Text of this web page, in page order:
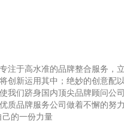
注于高水准的品牌整合服务，
创新运用其中；绝妙的创意配
我们跻身国内顶尖品牌顾问公
质品牌服务公司做着不懈的努
己的一份力量